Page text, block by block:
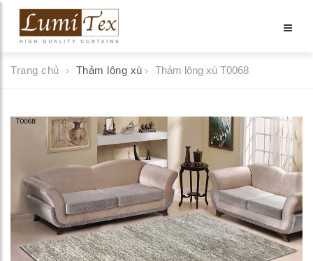
Trang chủ Thảm lông xù Thảm lông xù T0068